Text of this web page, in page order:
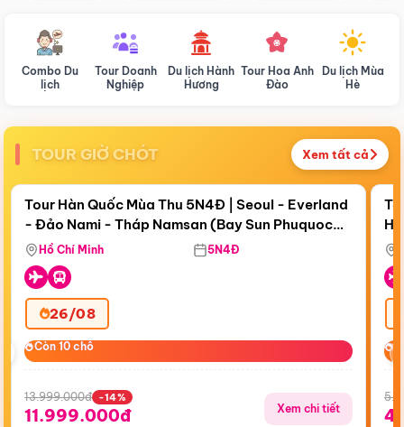
Combo Du
lịch
Tour Doanh
Nghiệp
Du lịch Hành
Hương
Tour Hoa Anh
Đào
Du lịch Mùa
Hè
TOUR GIỜ CHÓT Xem tất cả
Còn18 ngày 17:26:54
Bay Sun Phuquoc Airways
Điểm nổi bật
Tour Hàn Quốc Mùa Thu 5N4Đ | Seoul - Everland
- Đảo Nami - Tháp Namsan (Bay Sun Phuquoc
Airways)
Hồ Chí Minh 5N4Đ
26/08
Còn 10 chỗ
Còn 10 chỗ
13.999.000đ -14%
11.999.000đ Xem chi tiết